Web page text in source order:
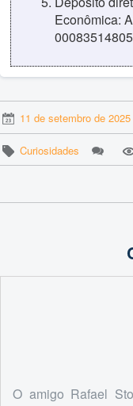
Econômica:
11 de setembro de 2025
Curiosidades
O amigo Rafael